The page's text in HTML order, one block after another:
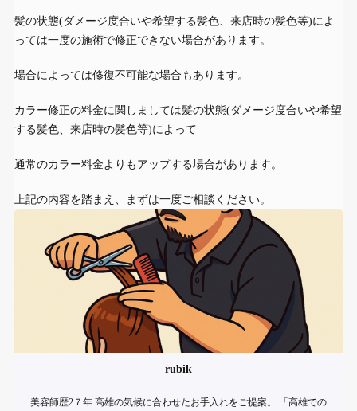
髪の状態(ダメージ度合いや希望する髪色、来店時の髪色等)によ
っては一度の施術で修正できない場合があります。
場合によっては修復不可能な場合もあります。
カラー修正の料金に関しましては髪の状態(ダメージ度合いや希望
する髪色、来店時の髪色等)によって
通常のカラー料金よりもアップする場合があります。
上記の内容を踏まえ、まずは一度ご相談ください。
rubik
美容師歴2７年 高雄の気候に合わせたお手入れをご提案。 「高雄での